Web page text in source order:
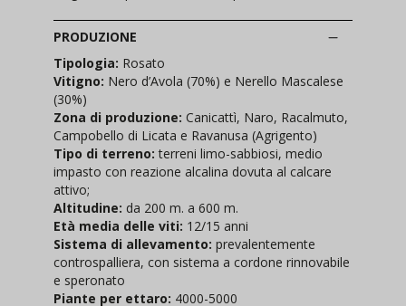
PRODUZIONE
Tipologia: Rosato
Vitigno: Nero d’Avola (70%) e Nerello Mascalese
(30%)
Zona di produzione: Canicattì, Naro, Racalmuto,
Campobello di Licata e Ravanusa (Agrigento)
Tipo di terreno:terreni limo-sabbiosi, medio
impasto con reazione alcalina dovuta al calcare
attivo;
Altitudine: da 200 m. a 600 m.
Età media delle viti: 12/15 anni
Sistema di allevamento: prevalentemente
controspalliera, con sistema a cordone rinnovabile
e speronato
Piante per ettaro: 4000-5000